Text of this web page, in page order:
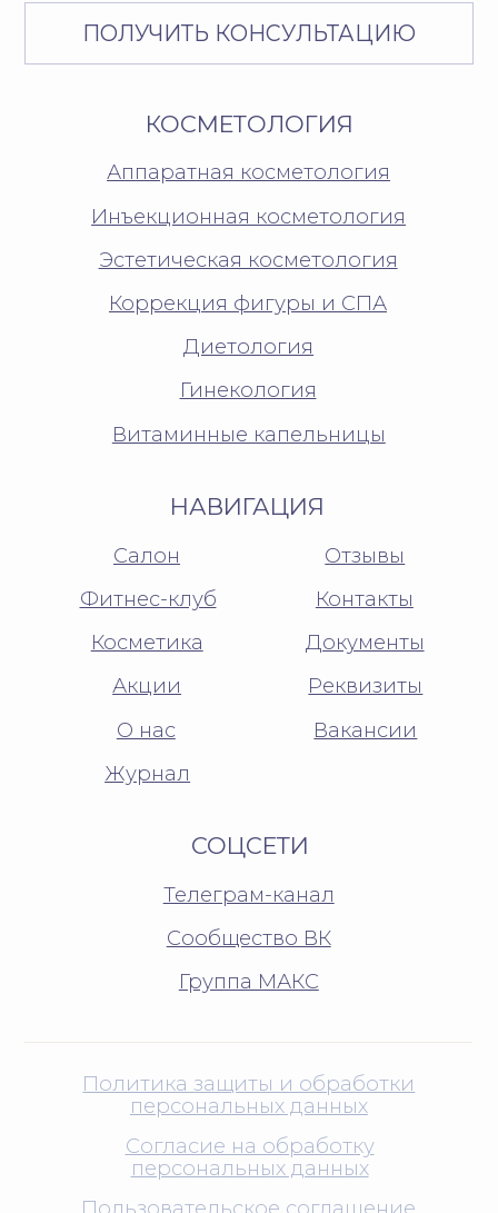
Сообщество ВК
Политика защиты и обработки
Согласие на обработку
персональных данных
Пользовательское соглашение
Разработано вКУЛЬТУРНО